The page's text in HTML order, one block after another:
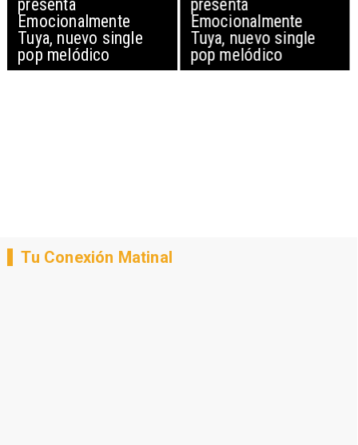
presenta
Emocionalmente
Tuya, nuevo single
pop melódico
presenta
Emocionalmente
Tuya, nuevo single
pop melódico
Tu Conexión Matinal